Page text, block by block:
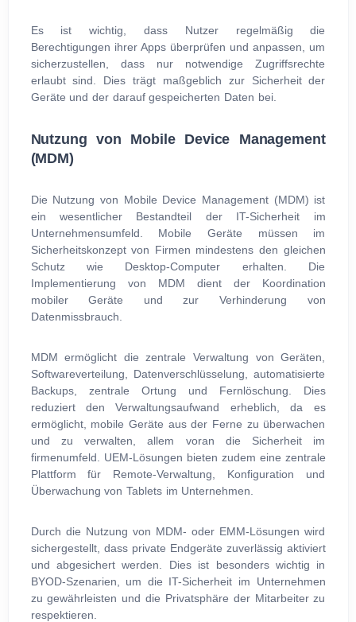
Es ist wichtig, dass Nutzer regelmäßig die
Berechtigungen ihrer Apps überprüfen und anpassen, um
sicherzustellen, dass nur notwendige Zugriffsrechte
erlaubt sind. Dies trägt maßgeblich zur Sicherheit der
Geräte und der darauf gespeicherten Daten bei.
Nutzung von Mobile Device Management
(MDM)
Die Nutzung von Mobile Device Management (MDM) ist
ein wesentlicher Bestandteil der IT-Sicherheit im
Unternehmensumfeld. Mobile Geräte müssen im
Sicherheitskonzept von Firmen mindestens den gleichen
Schutz wie Desktop-Computer erhalten. Die
Implementierung von MDM dient der Koordination
mobiler Geräte und zur Verhinderung von
Datenmissbrauch.
MDM ermöglicht die zentrale Verwaltung von Geräten,
Softwareverteilung, Datenverschlüsselung, automatisierte
Backups, zentrale Ortung und Fernlöschung. Dies
reduziert den Verwaltungsaufwand erheblich, da es
ermöglicht, mobile Geräte aus der Ferne zu überwachen
und zu verwalten, allem voran die Sicherheit im
firmenumfeld. UEM-Lösungen bieten zudem eine zentrale
Plattform für Remote-Verwaltung, Konfiguration und
Überwachung von Tablets im Unternehmen.
Durch die Nutzung von MDM- oder EMM-Lösungen wird
sichergestellt, dass private Endgeräte zuverlässig aktiviert
und abgesichert werden. Dies ist besonders wichtig in
BYOD-Szenarien, um die IT-Sicherheit im Unternehmen
zu gewährleisten und die Privatsphäre der Mitarbeiter zu
respektieren.